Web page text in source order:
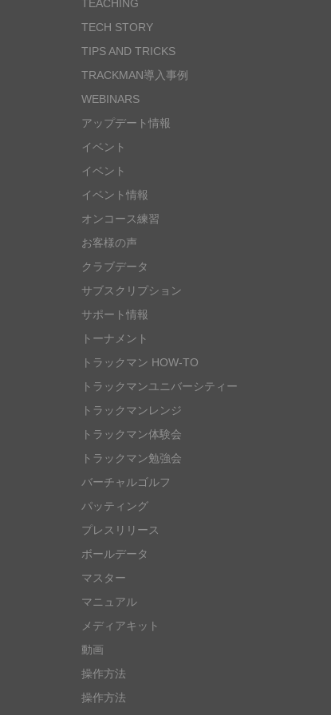
TEACHING
TECH STORY
TIPS AND TRICKS
TRACKMAN導入事例
WEBINARS
アップデート情報
イベント
イベント
イベント情報
オンコース練習
お客様の声
クラブデータ
サブスクリプション
サポート情報
トーナメント
トラックマン HOW-TO
トラックマンユニバーシティー
トラックマンレンジ
トラックマン体験会
トラックマン勉強会
バーチャルゴルフ
パッティング
プレスリリース
ボールデータ
マスター
マニュアル
メディアキット
動画
操作方法
操作方法